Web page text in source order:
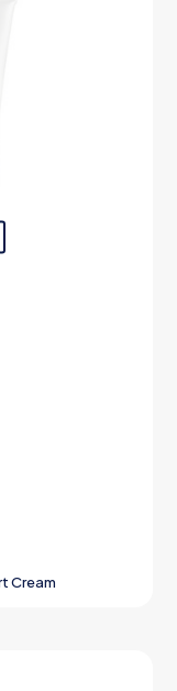
Cream